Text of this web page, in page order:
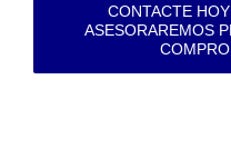
CONTACTE
ASESORAREMOS